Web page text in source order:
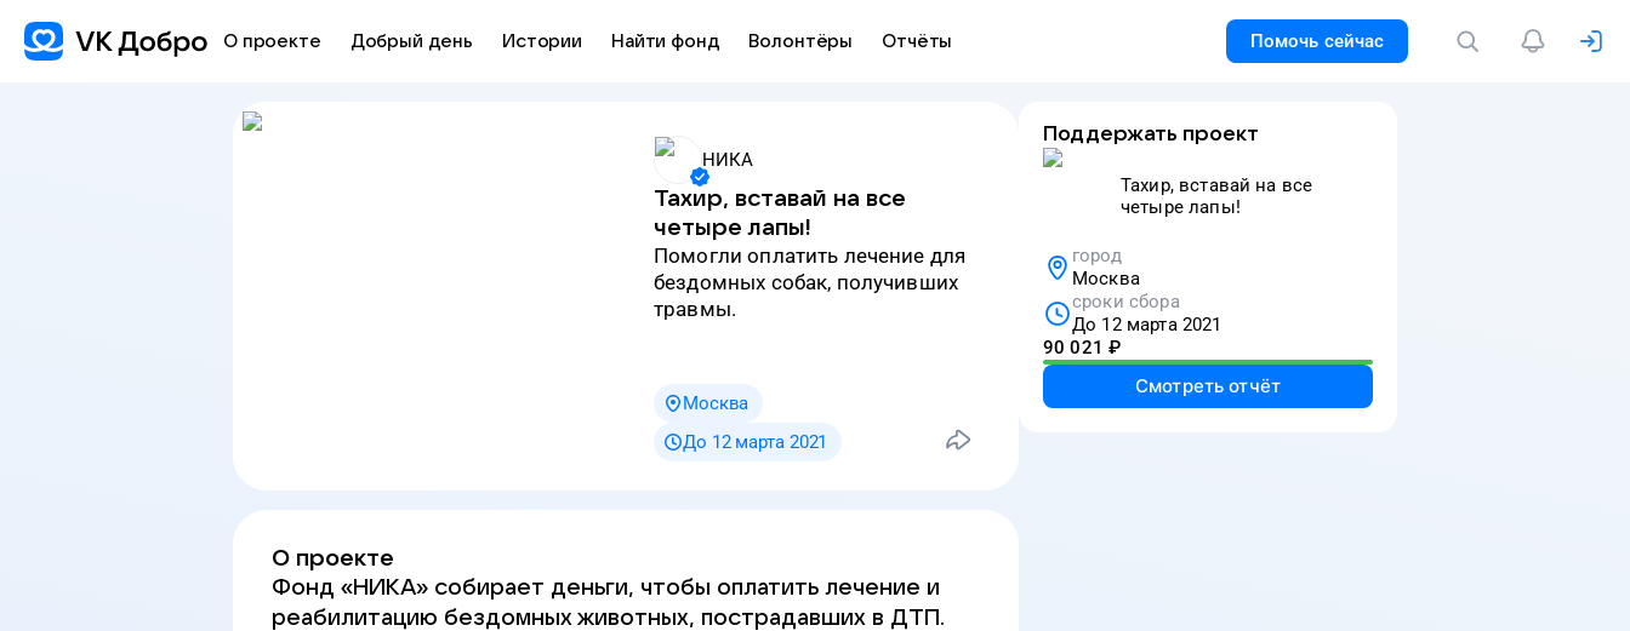
О проекте Добрый день Истории Найти фонд Волонтёры Отчёты Помочь сейчас
НИКА
Тахир, вставай на все
четыре лапы!
Помогли оплатить лечение для
бездомных собак, получивших
травмы.
Москва
До 12 марта 2021
О проекте
Фонд «НИКА» собирает деньги, чтобы оплатить лечение и
реабилитацию бездомных животных, пострадавших в ДТП.
Поддержать проект
Тахир, вставай на все
четыре лапы!
город
Москва
сроки сбора
До 12 марта 2021
90 021 ₽
Смотреть отчёт